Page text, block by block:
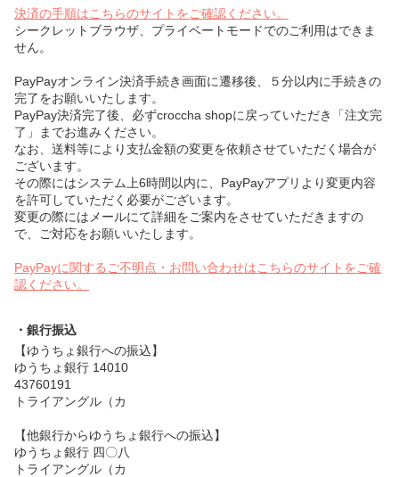
決済の手順はこちらのサイトをご確認ください。
シークレットブラウザ、プライベートモードでのご利用はできま
せん。
PayPayオンライン決済手続き画面に遷移後、５分以内に手続きの
完了をお願いいたします。
PayPay決済完了後、必ずcroccha shopに戻っていただき「注文完
了」までお進みください。
なお、送料等により支払金額の変更を依頼させていただく場合が
ございます。
その際にはシステム上6時間以内に、PayPayアプリより変更内容
を許可していただく必要がございます。
変更の際にはメールにて詳細をご案内をさせていただきますの
で、ご対応をお願いいたします。
PayPayに関するご不明点・お問い合わせはこちらのサイトをご確
認ください。
・銀行振込
【ゆうちょ銀行への振込】
ゆうちょ銀行 14010
43760191
トライアングル（カ
【他銀行からゆうちょ銀行への振込】
ゆうちょ銀行 四〇八
トライアングル（カ